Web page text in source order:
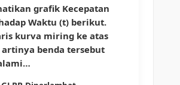
grafik Kecepatan
Waktu (t) berikut.
kurva miring ke atas
artinya benda tersebut